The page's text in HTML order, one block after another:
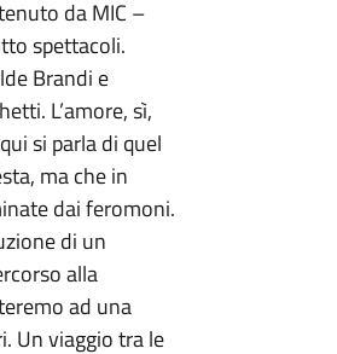
da MIC –
spettacoli.
Brandi e
L’amore, sì,
si parla di quel
ma che in
dai feromoni.
di un
alla
ad una
Un viaggio tra le